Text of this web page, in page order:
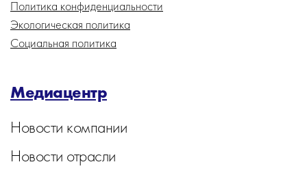
Политика конфиденциальности
Экологическая политика
Социальная политика
Медиацентр
Новости компании
Новости отрасли